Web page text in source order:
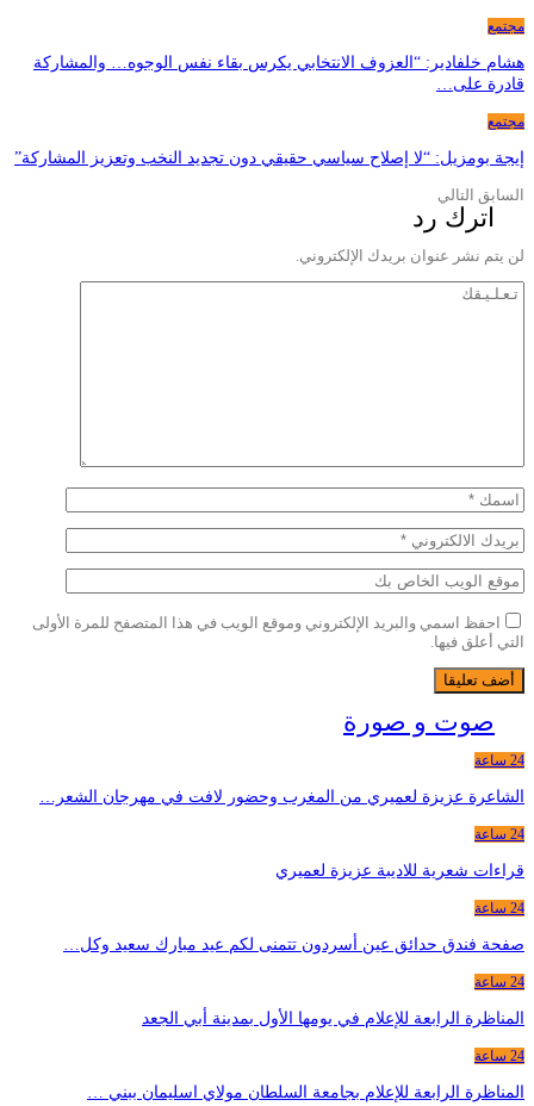
مجتمع
هشام خلفادير: “العزوف الانتخابي يكرس بقاء نفس الوجوه… والمشاركة
قادرة على…
مجتمع
إيجة بومزيل: “لا إصلاح سياسي حقيقي دون تجديد النخب وتعزيز المشاركة”
السابق التالي
اترك رد
لن يتم نشر عنوان بريدك الإلكتروني.
احفظ اسمي والبريد الإلكتروني وموقع الويب في هذا المتصفح للمرة الأولى
التي أعلق فيها.
صوت و صورة
24 ساعة
الشاعرة عزيزة لعميري من المغرب وحضور لافت في مهرجان الشعر…
24 ساعة
قراءات شعرية للاديبة عزيزة لعميري
24 ساعة
صفحة فندق حدائق عين أسردون تتمنى لكم عيد مبارك سعيد وكل…
24 ساعة
المناظرة الرابعة للإعلام في يومها الأول بمدينة أبي الجعد
24 ساعة
المناظرة الرابعة للإعلام بجامعة السلطان مولاي اسليمان ببني …